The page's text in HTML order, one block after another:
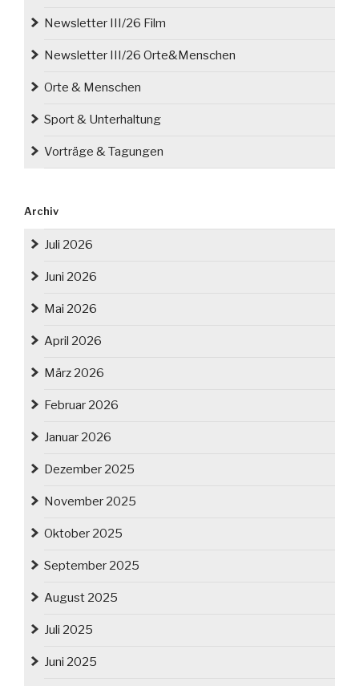
Newsletter III/26 Film
Newsletter III/26 Orte&Menschen
Orte & Menschen
Sport & Unterhaltung
Vorträge & Tagungen
Archiv
Juli 2026
Juni 2026
Mai 2026
April 2026
März 2026
Februar 2026
Januar 2026
Dezember 2025
November 2025
Oktober 2025
September 2025
August 2025
Juli 2025
Juni 2025